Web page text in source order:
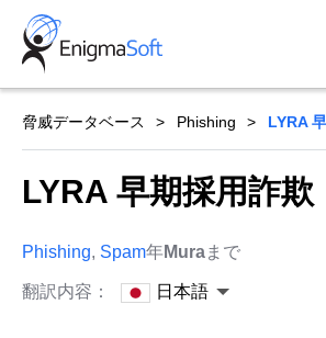
Skip
content
脅威データベース Phishing LYRA
LYRA 早期採用詐欺
Phishing, Spam年Muraまで
翻訳内容： 日本語